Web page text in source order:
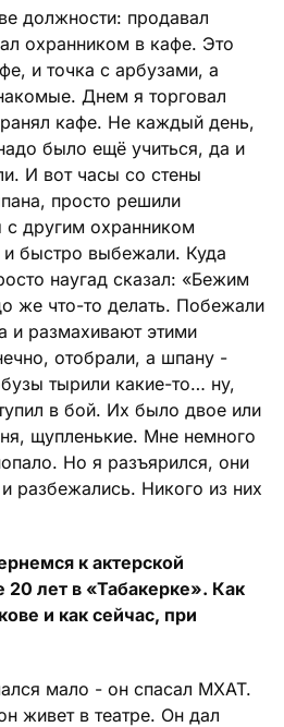
должности: продавал
охранником в кафе. Это
и точка с арбузами, а
Днем я торговал
кафе. Не каждый день,
было ещё учиться, да и
И вот часы со стены
просто решили
другим охранником
быстро выбежали. Куда
наугад сказал: «Бежим
же что-то делать. Побежали
и размахивают этими
отобрали, а шпану -
тырили какие-то… ну,
в бой. Их было двое или
щупленькие. Мне немного
Но я разъярился, они
разбежались. Никого из них
к актерской
лет в «Табакерке». Как
и как сейчас, при
мало - он спасал МХАТ.
живет в театре. Он дал